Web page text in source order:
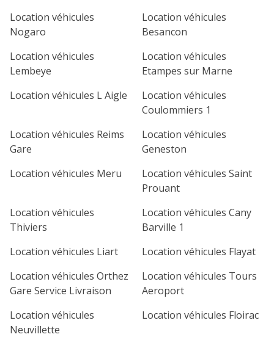
3
9
16
21 22 23 24
Location véhicules
Nogaro
Location véhicules
Besancon
Location véhicules
Lembeye
Location véhicules
Etampes sur Marne
Location véhicules L Aigle
Location véhicules
Coulommiers 1
Location véhicules Reims
Gare
Location véhicules
Geneston
Location véhicules Meru
Location véhicules Saint
Prouant
Location véhicules
Thiviers
Location véhicules Cany
Barville 1
Location véhicules Liart
Location véhicules Flayat
Location véhicules Orthez
Gare Service Livraison
Location véhicules Tours
Aeroport
Location véhicules
Neuvillette
Location véhicules Floirac